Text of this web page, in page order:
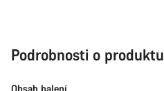
Podrobnosti o produktu